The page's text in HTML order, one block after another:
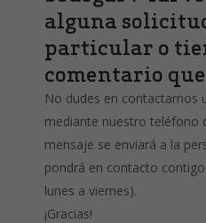
alguna
particular o
comentario
No dudes en contactarnos
mediante nuestro teléfono
mensaje se enviará a la
pondrá en contacto
lunes a viernes).
¡Gracias!